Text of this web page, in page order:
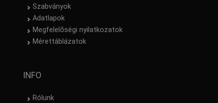
Szabványok
Adatlapok
Megfelelőségi nyilatkozatok
Mérettáblázatok
INFO
Rólunk